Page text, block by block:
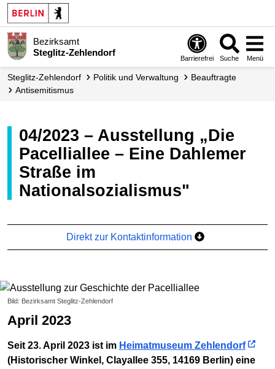
Bezirksamt
Steglitz-Zehlendorf
Barrierefrei Suche Menü
Steglitz-Zehlendorf Politik und Verwaltung
Beauftragte
Antisemitismus
04/2023 – Ausstellung „Die
Pacelliallee – Eine Dahlemer
Straße im
Nationalsozialismus"
Direkt zur Kontaktinformation
Bild: Bezirksamt Steglitz-Zehlendorf
April 2023
Seit 23. April 2023 ist im Heimatmuseum Zehlendorf
(Historischer Winkel, Clayallee 355, 14169 Berlin) eine